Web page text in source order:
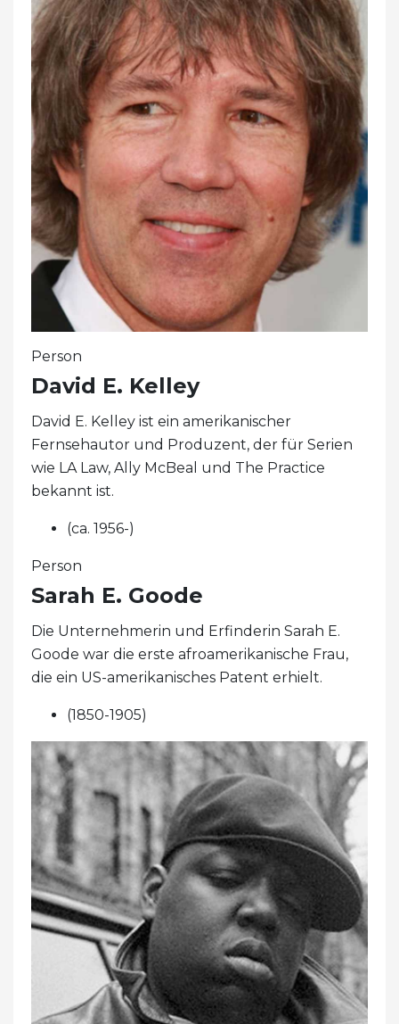
Person
David E. Kelley
David E. Kelley ist ein amerikanischer
Fernsehautor und Produzent, der für Serien
wie LA Law, Ally McBeal und The Practice
bekannt ist.
(ca. 1956-)
Person
Sarah E. Goode
Die Unternehmerin und Erfinderin Sarah E.
Goode war die erste afroamerikanische Frau,
die ein US-amerikanisches Patent erhielt.
(1850-1905)